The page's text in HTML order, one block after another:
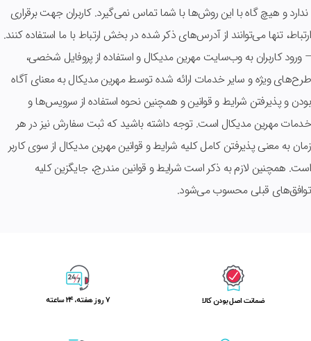
ندارد و هیچ ‏گاه با این روش‏‌ها با شما تماس نمی‏‌گیرد. کاربران جهت برقراری
ارتباط، تنها می‏‌توانند از آدرس‌‏های ذکر شده در بخش ارتباط با ما استفاده کنند.
– ورود کاربران به وب‏‌سایت مهرین مدیکال و استفاده از پروفایل شخصی،
طرح‏‌های ویژه و سایر خدمات ارائه شده توسط مهرین مدیکال به معنای آگاه
بودن و پذیرفتن شرایط و قوانین و همچنین نحوه استفاده از سرویس‌‏ها و
خدمات مهرین مدیکال است. توجه داشته باشید که ثبت سفارش نیز در هر
زمان به معنی پذیرفتن کامل کلیه شرایط و قوانین مهرین مدیکال از سوی کاربر
است. همچنین لازم به ذکر است شرایط و قوانین مندرج، جایگزین کلیه
توافق‏‌های قبلی محسوب می‏‌شود.
ﺿﻤﺎﻧﺖ اﺻﻞ ﺑﻮدن ﮐﺎﻟﺎ ۷ روز ﻫﻔﺘﻪ، ۲۴ ﺳﺎﻋﺘﻪ